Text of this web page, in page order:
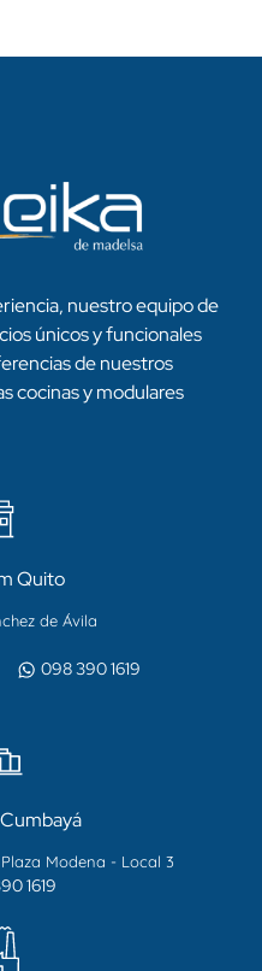
nuestro equipo de
únicos y funcionales
de nuestros
cocinas y modulares
Quito
de Ávila
098 390 1619
Modena - Local 3
1619